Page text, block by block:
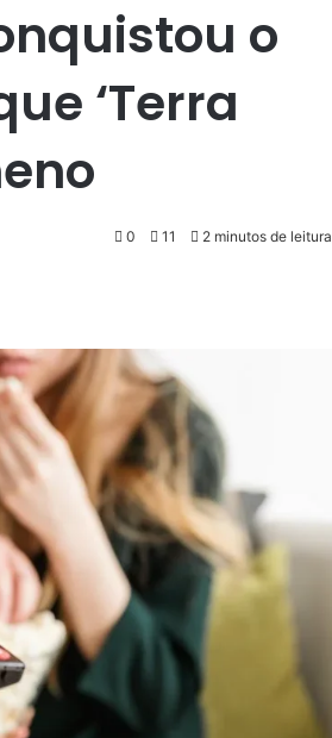
o
‘Terra
0 11 2 minutos de leitura